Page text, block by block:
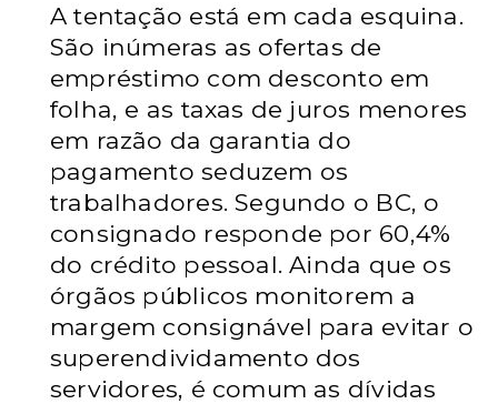
A tentação está em cada esquina.
São inúmeras as ofertas de
empréstimo com desconto em
folha, e as taxas de juros menores
em razão da garantia do
pagamento seduzem os
trabalhadores. Segundo o BC, o
consignado responde por 60,4%
do crédito pessoal. Ainda que os
órgãos públicos monitorem a
margem consignável para evitar o
superendividamento dos
servidores, é comum as dívidas